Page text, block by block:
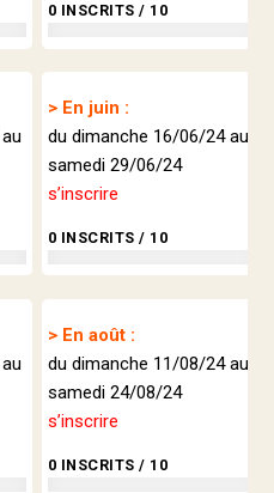
0 INSCRITS / 10
> En juin :
du dimanche 16/06/24 au
samedi 29/06/24
s’inscrire
0 INSCRITS / 10
> En août :
du dimanche 11/08/24 au
samedi 24/08/24
s’inscrire
0 INSCRITS / 10